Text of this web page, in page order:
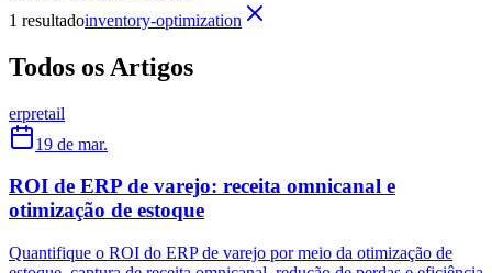
1 resultadoinventory-optimization
Todos os Artigos
erpretail
19 de mar.
ROI de ERP de varejo: receita omnicanal e
otimização de estoque
Quantifique o ROI do ERP de varejo por meio da otimização de